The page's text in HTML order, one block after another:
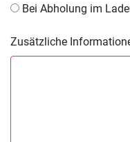
Bei Abholung im
Zusätzliche